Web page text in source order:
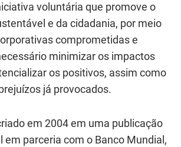
voluntária que promove o
e da cidadania, por meio
comprometidas e
minimizar os impactos
os positivos, assim como
já provocados.
em 2004 em uma publicação
em parceria com o Banco Mundial,